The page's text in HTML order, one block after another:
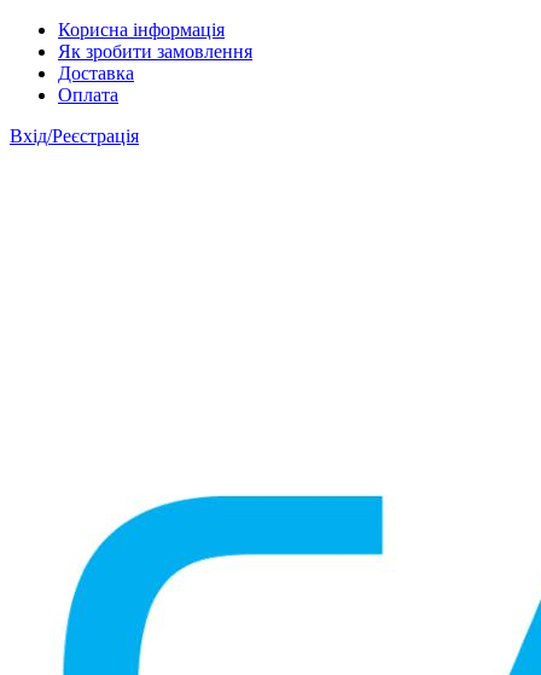
Skip to main content
Корисна інформація
Як зробити замовлення
Доставка
Оплата
Вхід/Реєстрація